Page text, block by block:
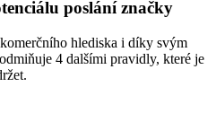
poslání značky
hlediska i díky svým
4 dalšími pravidly, které je